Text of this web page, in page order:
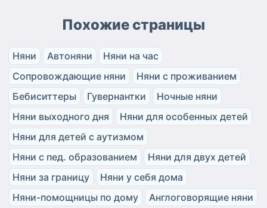
Похожие страницы
Няни Автоняни
Няни на час
Сопровождающие няни
Няни с проживанием
Бебиситтеры
Гувернантки
Ночные няни
Няни выходного дня
Няни для особенных детей
Няни для детей с аутизмом
Няни с пед. образованием
Няни для двух детей
Няни за границу
Няни у себя дома
Няни-помощницы по дому
Англоговорящие няни